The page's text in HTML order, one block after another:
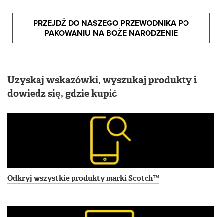
PRZEJDŹ DO NASZEGO PRZEWODNIKA PO
PAKOWANIU NA BOŻE NARODZENIE
Uzyskaj wskazówki, wyszukaj produkty i
dowiedz się, gdzie kupić
Odkryj wszystkie produkty marki Scotch™